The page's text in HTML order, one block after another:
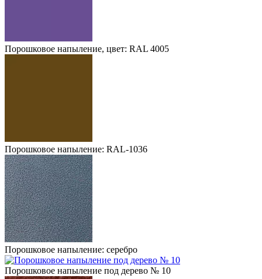
Порошковое напыление, цвет: RAL 4005
Порошковое напыление: RAL-1036
Порошковое напыление: серебро
Порошковое напыление под дерево № 10